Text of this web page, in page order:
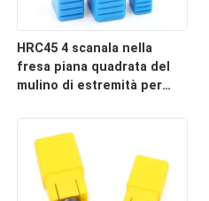
HRC45 4 scanala nella
fresa piana quadrata del
mulino di estremità per